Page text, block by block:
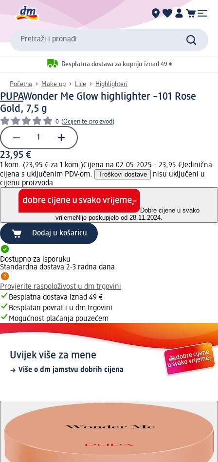
Pretraži i pronađi
Besplatna dostava za kupnju iznad 49 €
Početna Make up Lice Highlighteri
PUPAWonder Me Glow highlighter –101 Rose
Gold, 7,5 g
0 (Ocijenite proizvod)
23,95 €
1 kom. (23,95 € za 1 kom.)Cijena na 02.05.2025.: 23,95 €Jedinična
cijena s uključenim PDV-om.
Troškovi dostave
nisu uključeni u
cijenu proizvoda.
Dobre cijene u svako
vrijemeNije poskupjelo od 28.11.2024.
Dodaj u košaricu
Dostupno za isporuku
Standardna dostava 2-3 radna dana
Provjerite raspoloživost u dm trgovini
Besplatna dostava iznad 49 €
Besplatan povrat i u dm trgovini
Mogućnost plaćanja pouzećem
Uvijek više za mene
Više o dm jamstvu dobrih cijena